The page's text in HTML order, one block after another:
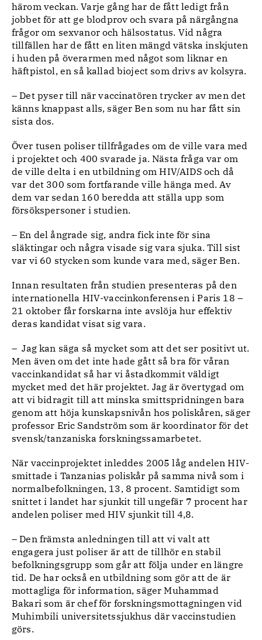
härom veckan. Varje gång har de fått ledigt från
jobbet för att ge blodprov och svara på närgångna
frågor om sexvanor och hälsostatus. Vid några
tillfällen har de fått en liten mängd vätska inskjuten
i huden på överarmen med något som liknar en
häftpistol, en så kallad bioject som drivs av kolsyra.
– Det pyser till när vaccinatören trycker av men det
känns knappast alls, säger Ben som nu har fått sin
sista dos.
Över tusen poliser tillfrågades om de ville vara med
i projektet och 400 svarade ja. Nästa fråga var om
de ville delta i en utbildning om HIV/AIDS och då
var det 300 som fortfarande ville hänga med. Av
dem var sedan 160 beredda att ställa upp som
försökspersoner i studien.
– En del ångrade sig, andra fick inte för sina
släktingar och några visade sig vara sjuka. Till sist
var vi 60 stycken som kunde vara med, säger Ben.
Innan resultaten från studien presenteras på den
internationella HIV-vaccinkonferensen i Paris 18 –
21 oktober får forskarna inte avslöja hur effektiv
deras kandidat visat sig vara.
– Jag kan säga så mycket som att det ser positivt ut.
Men även om det inte hade gått så bra för våran
vaccinkandidat så har vi åstadkommit väldigt
mycket med det här projektet. Jag är övertygad om
att vi bidragit till att minska smittspridningen bara
genom att höja kunskapsnivån hos poliskåren, säger
professor Eric Sandström som är koordinator för det
svensk/tanzaniska forskningssamarbetet.
När vaccinprojektet inleddes 2005 låg andelen HIV-
smittade i Tanzanias poliskår på samma nivå som i
normalbefolkningen, 13, 8 procent. Samtidigt som
snittet i landet har sjunkit till ungefär 7 procent har
andelen poliser med HIV sjunkit till 4,8.
– Den främsta anledningen till att vi valt att
engagera just poliser är att de tillhör en stabil
befolkningsgrupp som går att följa under en längre
tid. De har också en utbildning som gör att de är
mottagliga för information, säger Muhammad
Bakari som är chef för forskningsmottagningen vid
Muhimbili universitetssjukhus där vaccinstudien
görs.